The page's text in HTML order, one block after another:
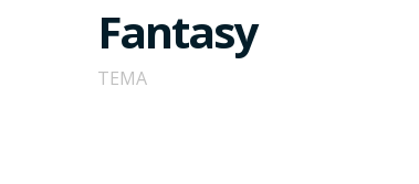
Fantasy
TEMA